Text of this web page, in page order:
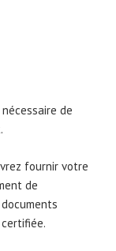
de
fournir votre
de